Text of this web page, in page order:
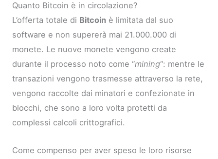
Quanto Bitcoin è in circolazione?
L’offerta totale di Bitcoin è limitata dal suo
software e non supererà mai 21.000.000 di
monete. Le nuove monete vengono create
durante il processo noto come “mining“: mentre le
transazioni vengono trasmesse attraverso la rete,
vengono raccolte dai minatori e confezionate in
blocchi, che sono a loro volta protetti da
complessi calcoli crittografici.
Come compenso per aver speso le loro risorse